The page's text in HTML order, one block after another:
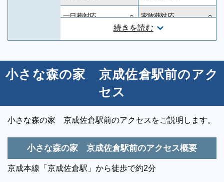
続きを読む
一日葬対応 ○ 家族葬対応 ○
友人葬対応 ○ 社葬対応 -
葬祭ディレクター
音響、照明設備 - 相談スペース
親族控室 ○ 宗教者控室 -
参列者控室 - シャワー ○
小さな森の家 京成佐倉駅前のアク
セス
小さな森の家 京成佐倉駅前のアクセスをご説明します。
小さな森の家 京成佐倉駅前のアクセス概要
京成本線「京成佐倉駅」から徒歩で約2分